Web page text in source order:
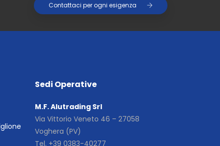
Contattaci per ogni esigenza
Sedi Operative
M.F. Alutrading Srl
Via Vittorio Veneto 46 – 27058
Voghera (PV)
Tel. +39 0383-40277